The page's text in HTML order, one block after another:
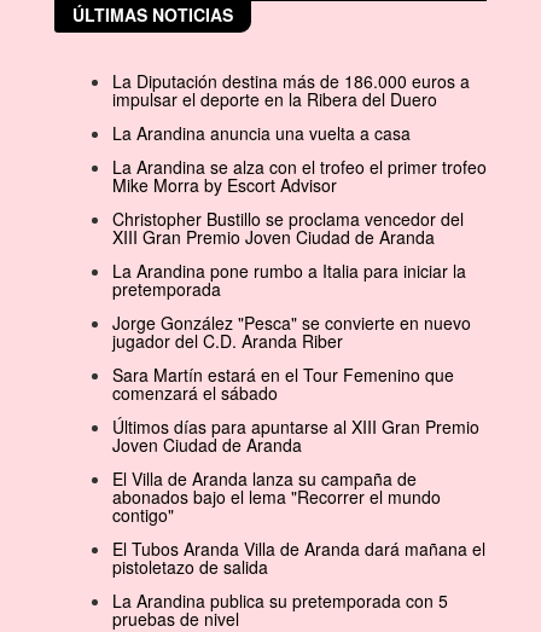
ÚLTIMAS NOTICIAS
La Diputación destina más de 186.000 euros a
impulsar el deporte en la Ribera del Duero
La Arandina anuncia una vuelta a casa
La Arandina se alza con el trofeo el primer trofeo
Mike Morra by Escort Advisor
Christopher Bustillo se proclama vencedor del
XIII Gran Premio Joven Ciudad de Aranda
La Arandina pone rumbo a Italia para iniciar la
pretemporada
Jorge González "Pesca" se convierte en nuevo
jugador del C.D. Aranda Riber
Sara Martín estará en el Tour Femenino que
comenzará el sábado
Últimos días para apuntarse al XIII Gran Premio
Joven Ciudad de Aranda
El Villa de Aranda lanza su campaña de
abonados bajo el lema "Recorrer el mundo
contigo"
El Tubos Aranda Villa de Aranda dará mañana el
pistoletazo de salida
La Arandina publica su pretemporada con 5
pruebas de nivel